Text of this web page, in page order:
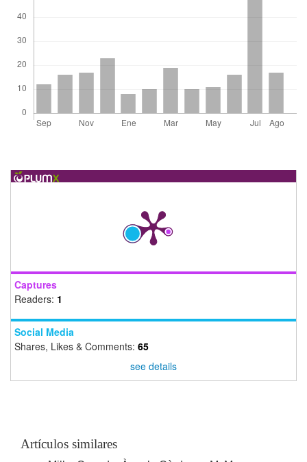
Captures
Readers: 1
Social Media
Shares, Likes & Comments: 65
see details
Artículos similares